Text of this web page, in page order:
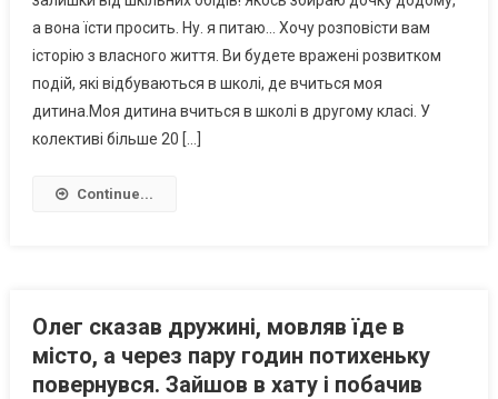
а вона їсти просить. Ну. я питаю… Хочу розповісти вам
історію з власного життя. Ви будете вражені розвитком
подій, які відбуваються в школі, де вчиться моя
дитина.Моя дитина вчиться в школі в другому класі. У
колективі більше 20 […]
Continue...
Олег сказав дружині, мовляв їде в
місто, а через пару годин потихеньку
повернувся. Зайшов в хату і побачив